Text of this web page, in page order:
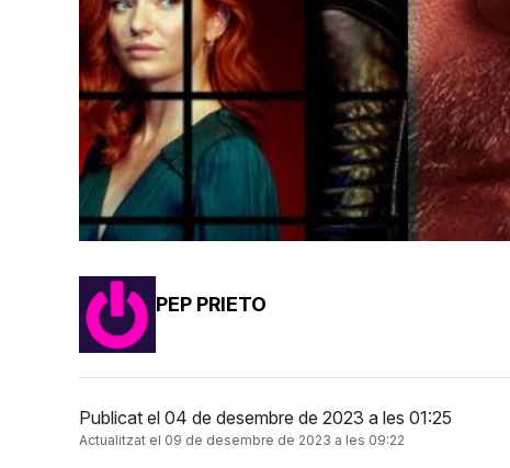
PEP PRIETO
Publicat el 04 de desembre de 2023 a les 01:25
Actualitzat el 09 de desembre de 2023 a les 09:22